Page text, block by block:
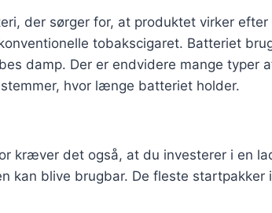
der sørger for, at produktet virker efter
tobakscigaret. Batteriet
damp. Der er endvidere mange typer
hvor længe batteriet holder.
kræver det også, at du investerer i en
kan blive brugbar. De fleste startpakker